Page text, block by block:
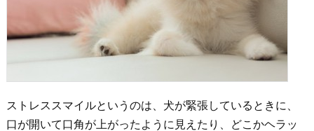
ストレススマイルというのは、犬が緊張しているときに、
口が開いて口角が上がったように見えたり、どこかヘラッ